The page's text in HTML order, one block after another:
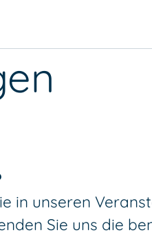
in unseren
Sie uns die